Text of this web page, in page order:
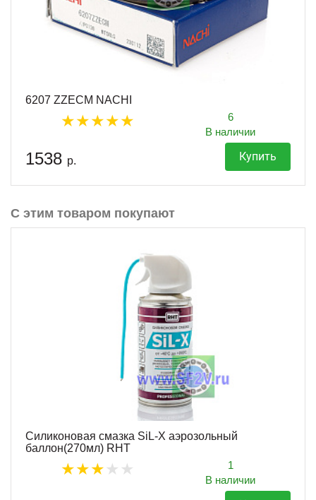
6207 ZZECM NACHI
6
В наличии
1538 р. Купить
С этим товаром покупают
Силиконовая смазка SiL-X аэрозольный
баллон(270мл) RHT
1
В наличии